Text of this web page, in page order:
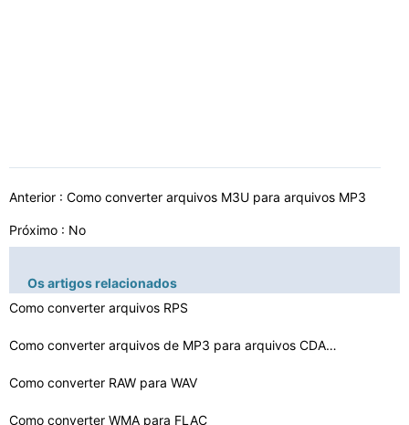
Anterior : Como converter arquivos M3U para arquivos MP3
Próximo : No
Os artigos relacionados
Como converter arquivos RPS
Como converter arquivos de MP3 para arquivos CDA no Ner…
Como converter RAW para WAV
Como converter WMA para FLAC